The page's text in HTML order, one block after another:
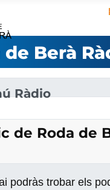
de Berà
Ràdio
de Roda de
podràs trobar els